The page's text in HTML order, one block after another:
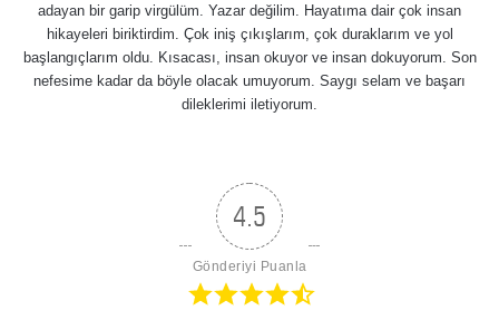
adayan bir garip virgülüm. Yazar değilim. Hayatıma dair çok insan
hikayeleri biriktirdim. Çok iniş çıkışlarım, çok duraklarım ve yol
başlangıçlarım oldu. Kısacası, insan okuyor ve insan dokuyorum. Son
nefesime kadar da böyle olacak umuyorum. Saygı selam ve başarı
dileklerimi iletiyorum.
4.5
Gönderiyi Puanla